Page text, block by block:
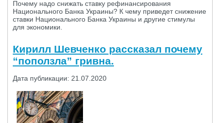
Почему надо снижать ставку рефинансирования
Национального Банка Украины? К чему приведет снижение
ставки Национального Банка Украины и другие стимулы
для экономики.
Кирилл Шевченко рассказал почему
“поползла” гривна.
Дата публикации: 21.07.2020